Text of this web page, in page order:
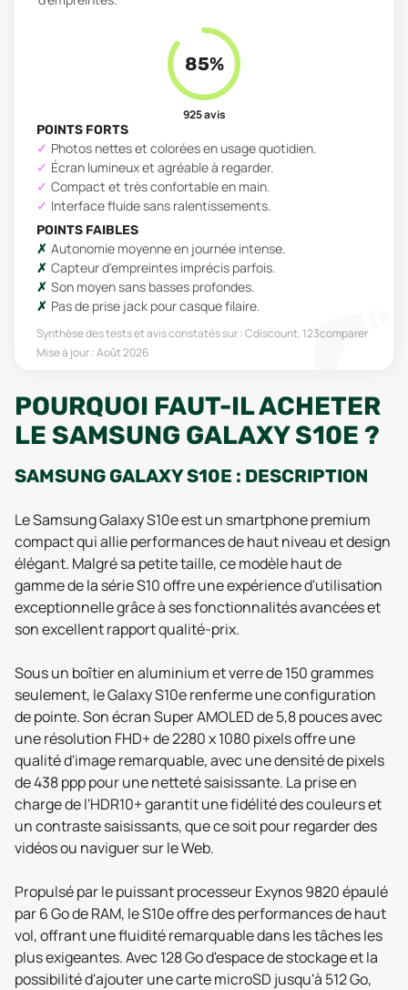
85%
925avis
POINTS FORTS
Photos nettes et colorées en usage quotidien.
Écran lumineux et agréable à regarder.
Compact et très confortable en main.
Interface fluide sans ralentissements.
POINTS FAIBLES
Autonomie moyenne en journée intense.
Capteur d'empreintes imprécis parfois.
Son moyen sans basses profondes.
Pas de prise jack pour casque filaire.
Synthèse des tests et avis constatés sur :Cdiscount, 123comparer
Mise à jour :Août 2026
POURQUOI FAUT-IL ACHETER
LE SAMSUNG GALAXY S10E ?
SAMSUNG GALAXY S10E : DESCRIPTION
Le Samsung Galaxy S10e est un smartphone premium
compact qui allie performances de haut niveau et design
élégant. Malgré sa petite taille, ce modèle haut de
gamme de la série S10 offre une expérience d'utilisation
exceptionnelle grâce à ses fonctionnalités avancées et
son excellent rapport qualité-prix.
Sous un boîtier en aluminium et verre de 150 grammes
seulement, le Galaxy S10e renferme une configuration
de pointe. Son écran Super AMOLED de 5,8 pouces avec
une résolution FHD+ de 2280 x 1080 pixels offre une
qualité d'image remarquable, avec une densité de pixels
de 438 ppp pour une netteté saisissante. La prise en
charge de l'HDR10+ garantit une fidélité des couleurs et
un contraste saisissants, que ce soit pour regarder des
vidéos ou naviguer sur le Web.
Propulsé par le puissant processeur Exynos 9820 épaulé
par 6 Go de RAM, le S10e offre des performances de haut
vol, offrant une fluidité remarquable dans les tâches les
plus exigeantes. Avec 128 Go d'espace de stockage et la
possibilité d'ajouter une carte microSD jusqu'à 512 Go,